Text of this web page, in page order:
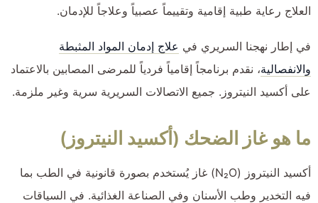
العلاج رعاية طبية إقامية وتقييماً عصبياً وعلاجاً للإدمان.
في إطار نهجنا السريري في علاج إدمان المواد المثبطة
والانفصالية، نقدم برنامجاً إقامياً فردياً للمرضى المصابين بالاعتماد
على أكسيد النيتروز. جميع الاتصالات السريرية سرية وغير ملزمة.
ما هو غاز الضحك (أكسيد النيتروز)
أكسيد النيتروز (N₂O) غاز يُستخدم بصورة قانونية في الطب بما
فيه التخدير وطب الأسنان وفي الصناعة الغذائية. في السياقات